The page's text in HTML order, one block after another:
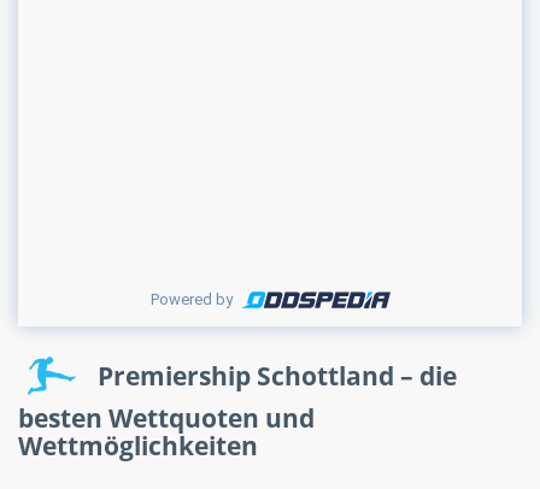
Powered by
Premiership Schottland – die
besten Wettquoten und
Wettmöglichkeiten